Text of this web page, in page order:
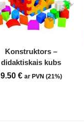
Konstruktors –
didaktiskais kubs
9.50 € ar PVN (21%)